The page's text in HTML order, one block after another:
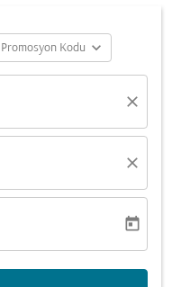
Promosyon Kodu expand_more
close
close
today